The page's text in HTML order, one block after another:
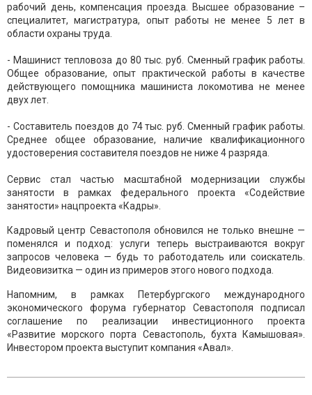
рабочий день, компенсация проезда. Высшее образование –
специалитет, магистратура, опыт работы не менее 5 лет в
области охраны труда.
- Машинист тепловоза до 80 тыс. руб. Сменный график работы.
Общее образование, опыт практической работы в качестве
действующего помощника машиниста локомотива не менее
двух лет.
- Составитель поездов до 74 тыс. руб. Сменный график работы.
Среднее общее образование, наличие квалификационного
удостоверения составителя поездов не ниже 4 разряда.
Сервис стал частью масштабной модернизации службы
занятости в рамках федерального проекта «Содействие
занятости» нацпроекта «Кадры».
Кадровый центр Севастополя обновился не только внешне —
поменялся и подход: услуги теперь выстраиваются вокруг
запросов человека — будь то работодатель или соискатель.
Видеовизитка — один из примеров этого нового подхода.
Напомним, в рамках Петербургского международного
экономического форума губернатор Севастополя подписал
соглашение по реализации инвестиционного проекта
«Развитие морского порта Севастополь, бухта Камышовая».
Инвестором проекта выступит компания «Авал».